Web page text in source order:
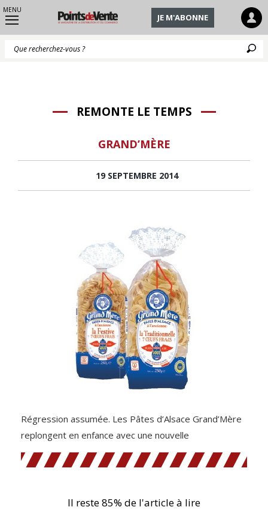
MENU
JE M'ABONNE
REMONTE LE TEMPS
GRAND’MÈRE
19 SEPTEMBRE 2014
Régression assumée. Les Pâtes d’Alsace Grand’Mère
replongent en enfance avec une nouvelle
Il reste 85% de l'article à lire